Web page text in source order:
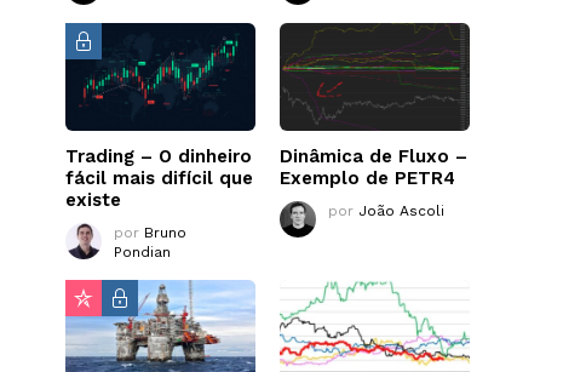
Trading – O dinheiro
fácil mais difícil que
existe
por Bruno
Pondian
Dinâmica de Fluxo –
Exemplo de PETR4
por João Ascoli